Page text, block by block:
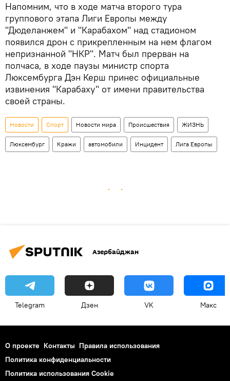
Напомним, что в ходе матча второго тура
группового этапа Лиги Европы между
"Дюделанжем" и "Карабахом" над стадионом
появился дрон с прикрепленным на нем флагом
непризнанной "НКР". Матч был прерван на
полчаса, в ходе паузы министр спорта
Люксембурга Дэн Керш принес официальные
извинения "Карабаху" от имени правительства
своей страны.
Новости Спорт Новости мира Происшествия ЖИЗНЬ
Люксембург Кражи автомобили Инцидент Лига Европы
Азербайджан
Telegram Дзен VK Макс
О проекте Контакты Правила использования
Политика конфиденциальности
Политика использования Cookie